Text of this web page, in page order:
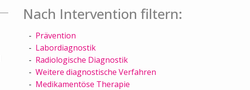
Nach Intervention filtern:
Prävention
Labordiagnostik
Radiologische Diagnostik
Weitere diagnostische Verfahren
Medikamentöse Therapie